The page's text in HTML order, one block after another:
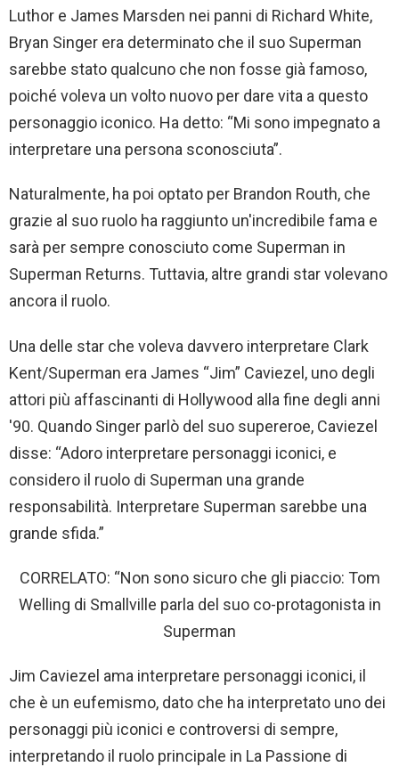
Luthor e James Marsden nei panni di Richard White,
Bryan Singer era determinato che il suo Superman
sarebbe stato qualcuno che non fosse già famoso,
poiché voleva un volto nuovo per dare vita a questo
personaggio iconico. Ha detto: “Mi sono impegnato a
interpretare una persona sconosciuta”.
Naturalmente, ha poi optato per Brandon Routh, che
grazie al suo ruolo ha raggiunto un'incredibile fama e
sarà per sempre conosciuto come Superman in
Superman Returns. Tuttavia, altre grandi star volevano
ancora il ruolo.
Una delle star che voleva davvero interpretare Clark
Kent/Superman era James “Jim” Caviezel, uno degli
attori più affascinanti di Hollywood alla fine degli anni
'90. Quando Singer parlò del suo supereroe, Caviezel
disse: “Adoro interpretare personaggi iconici, e
considero il ruolo di Superman una grande
responsabilità. Interpretare Superman sarebbe una
grande sfida.”
CORRELATO: “Non sono sicuro che gli piaccio: Tom
Welling di Smallville parla del suo co-protagonista in
Superman
Jim Caviezel ama interpretare personaggi iconici, il
che è un eufemismo, dato che ha interpretato uno dei
personaggi più iconici e controversi di sempre,
interpretando il ruolo principale in La Passione di